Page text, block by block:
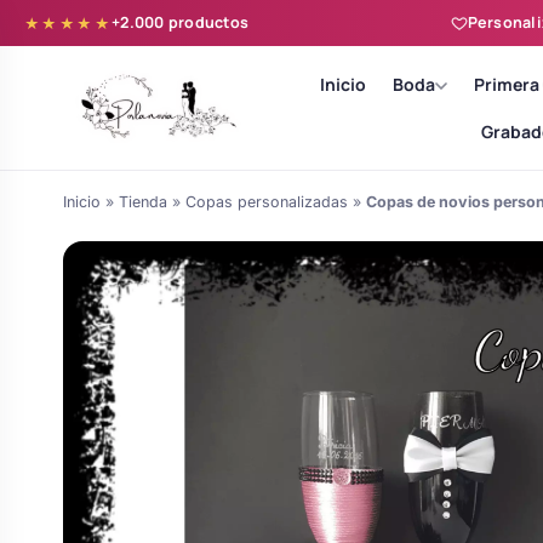
★★★★★+2.000 productos
Inicio Boda
novia y zapatillas
personalizadas
de boda
Árboles de Huellas para Primera
Comunión
Batas de comunión personalizadas
para niña
Inicio » Tienda » Copas personalizadas » Copas de novios